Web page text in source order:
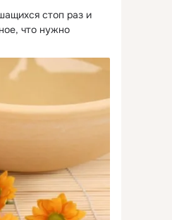
стоп раз и
что нужно